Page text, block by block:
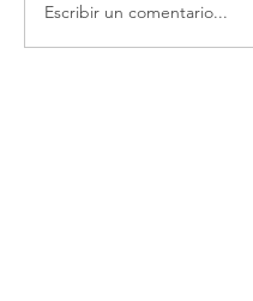
Escribir un comentario...